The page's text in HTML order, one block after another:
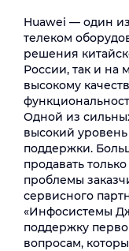
Huawei — один
телеком
решения
России, так и на
высокому
Одной из
высокий
поддержки.
продавать
проблемы
сервисного
«Инфосистемы
поддержку
вопросам,